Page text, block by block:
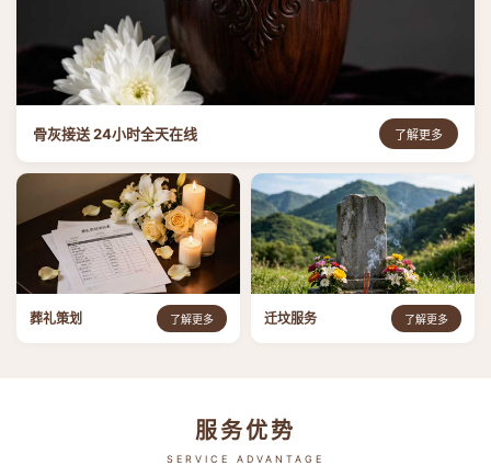
骨灰接送 24小时全天在线 了解更多
葬礼策划 了解更多 迁坟服务 了解更多
服务优势
SERVICE ADVANTAGE